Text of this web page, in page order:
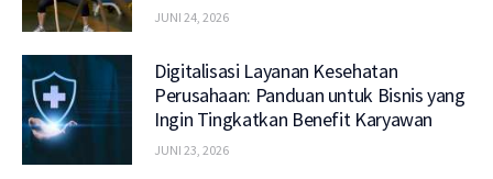
JUNI 24, 2026
Digitalisasi Layanan Kesehatan
Perusahaan: Panduan untuk Bisnis yang
Ingin Tingkatkan Benefit Karyawan
JUNI 23, 2026